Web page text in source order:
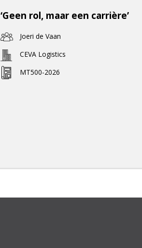
‘Geen rol, maar een carrière’
Joeri de Vaan
CEVA Logistics
MT500-2026